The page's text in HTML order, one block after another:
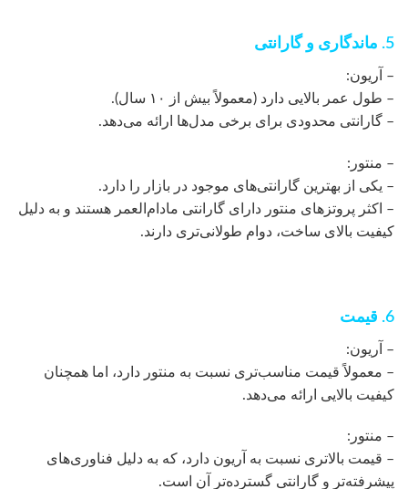
5. ماندگاری و گارانتی
– آریون:
– طول عمر بالایی دارد (معمولاً بیش از ۱۰ سال).
– گارانتی محدودی برای برخی مدل‌ها ارائه می‌دهد.
– منتور:
– یکی از بهترین گارانتی‌های موجود در بازار را دارد.
– اکثر پروتزهای منتور دارای گارانتی مادام‌العمر هستند و به دلیل
کیفیت بالای ساخت، دوام طولانی‌تری دارند.
6. قیمت
– آریون:
– معمولاً قیمت مناسب‌تری نسبت به منتور دارد، اما همچنان
کیفیت بالایی ارائه می‌دهد.
– منتور:
– قیمت بالاتری نسبت به آریون دارد، که به دلیل فناوری‌های
پیشرفته‌تر و گارانتی گسترده‌تر آن است.